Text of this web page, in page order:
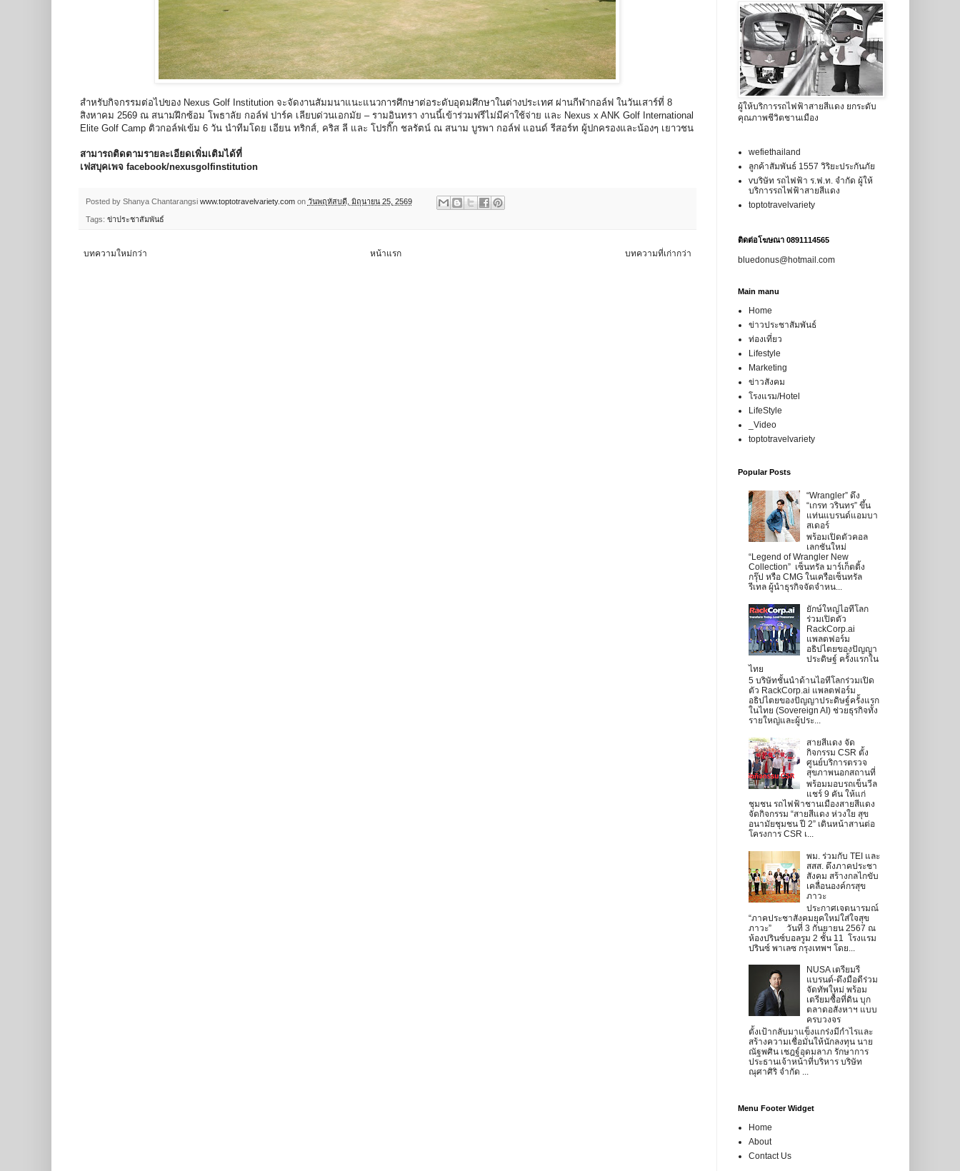
สำหรับกิจกรรมต่อไปของ Nexus Golf Institution จะจัดงานสัมมนาแนะแนวการศึกษาต่อระดับอุดมศึกษาในต่างประเทศ ผ่านกีฬากอล์ฟ ในวันเสาร์ที่ 8
สิงหาคม 2569 ณ สนามฝึกซ้อม โพธาลัย กอล์ฟ ปาร์ค เลียบด่วนเอกมัย – รามอินทรา งานนี้เข้าร่วมฟรีไม่มีค่าใช้จ่าย และ Nexus x ANK Golf International
Elite Golf Camp ติวกอล์ฟเข้ม 6 วัน นำทีมโดย เอียน ทริกส์, คริส ลี และ โปรกิ๊ก ชลรัตน์ ณ สนาม บูรพา กอล์ฟ แอนด์ รีสอร์ท ผู้ปกครองและน้องๆ เยาวชน
สามารถติดตามรายละเอียดเพิ่มเติมได้ที่
เฟสบุคเพจ facebook/nexusgolfinstitution
Posted by Shanya Chantarangsi www.toptotravelvariety.com on วันพฤหัสบดี, มิถุนายน 25, 2569
Tags: ข่าประชาสัมพันธ์
บทความใหม่กว่า บทความที่เก่ากว่า
หน้าแรก
ผู้ให้บริการรถไฟฟ้าสายสีแดง ยกระดับ
คุณภาพชีวิตชานเมือง
wefiethailand
ลูกค้าสัมพันธ์ 1557 วิริยะประกันภัย
vบริษัท รถไฟฟ้า ร.ฟ.ท. จำกัด ผู้ให้
บริการรถไฟฟ้าสายสีแดง
toptotravelvariety
ติดต่อโฆษณา 0891114565
bluedonus@hotmail.com
Main manu
Home
ข่าวประชาสัมพันธ์
ท่องเที่ยว
Lifestyle
Marketing
ข่าวสังคม
โรงแรม/Hotel
LifeStyle
_Video
toptotravelvariety
Popular Posts
“Wrangler” ดึง
“เกรท วรินทร” ขึ้น
แท่นแบรนด์แอมบา
สเดอร์
พร้อมเปิดตัวคอล
เลกชันใหม่
“Legend of Wrangler New
Collection” เซ็นทรัล มาร์เก็ตติ้ง
กรุ๊ป หรือ CMG ในเครือเซ็นทรัล
รีเทล ผู้นำธุรกิจจัดจำหน...
ยักษ์ใหญ่ไอทีโลก
ร่วมเปิดตัว
RackCorp.ai
แพลตฟอร์ม
อธิปไตยของปัญญา
ประดิษฐ์ ครั้งแรกใน
ไทย
5 บริษัทชั้นนำด้านไอทีโลกร่วมเปิด
ตัว RackCorp.ai แพลตฟอร์ม
อธิปไตยของปัญญาประดิษฐ์ครั้งแรก
ในไทย (Sovereign AI) ช่วยธุรกิจทั้ง
รายใหญ่และผู้ประ...
สายสีแดง จัด
กิจกรรม CSR ตั้ง
ศูนย์บริการตรวจ
สุขภาพนอกสถานที่
พร้อมมอบรถเข็นวีล
แชร์ 9 คัน ให้แก่
ชุมชน รถไฟฟ้าชานเมืองสายสีแดง
จัดกิจกรรม “สายสีแดง ห่วงใย สุข
อนามัยชุมชน ปี 2” เดินหน้าสานต่อ
โครงการ CSR เ...
พม. ร่วมกับ TEI และ
สสส. ดึงภาคประชา
สังคม สร้างกลไกขับ
เคลื่อนองค์กรสุข
ภาวะ
ประกาศเจตนารมณ์
“ภาคประชาสังคมยุคใหม่ใส่ใจสุข
ภาวะ” วันที่ 3 กันยายน 2567 ณ
ห้องปรินซ์บอลรูม 2 ชั้น 11 โรงแรม
ปรินซ์ พาเลซ กรุงเทพฯ โดย...
NUSA เตรียมรี
แบรนด์-ดึงมือดีร่วม
จัดทัพใหม่ พร้อม
เตรียมซื้อที่ดิน บุก
ตลาดอสังหาฯ แบบ
ครบวงจร
ตั้งเป้ากลับมาแข็งแกร่งมีกำไรและ
สร้างความเชื่อมั่นให้นักลงทุน นาย
ณัฐพศิน เชฎฐ์อุดมลาภ รักษาการ
ประธานเจ้าหน้าที่บริหาร บริษัท
ณุศาศิริ จำกัด ...
Menu Footer Widget
Home
About
Contact Us